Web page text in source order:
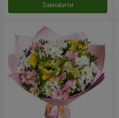
Замовити